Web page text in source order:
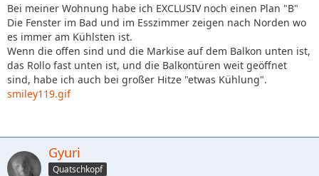
Bei meiner Wohnung habe ich EXCLUSIV noch einen Plan "B"
Die Fenster im Bad und im Esszimmer zeigen nach Norden wo
es immer am Kühlsten ist.
Wenn die offen sind und die Markise auf dem Balkon unten ist,
das Rollo fast unten ist, und die Balkontüren weit geöffnet
sind, habe ich auch bei großer Hitze "etwas Kühlung".
smiley119.gif
Gyuri
Quatschkopf